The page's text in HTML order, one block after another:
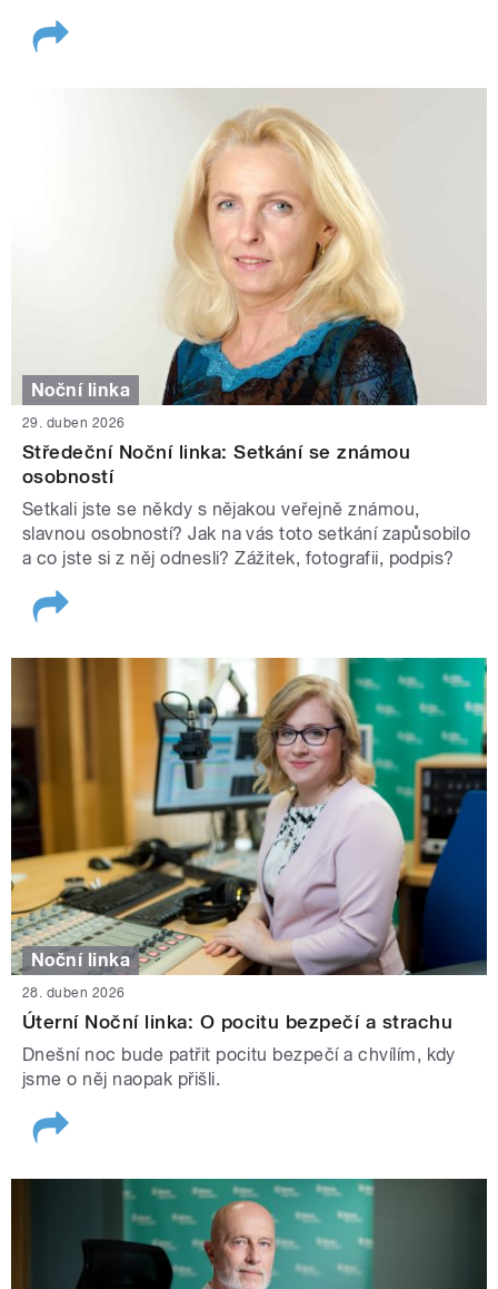
Noční linka
29. duben 2026
Středeční Noční linka: Setkání se známou
osobností
Setkali jste se někdy s nějakou veřejně známou,
slavnou osobností? Jak na vás toto setkání zapůsobilo
a co jste si z něj odnesli? Zážitek, fotografii, podpis?
Noční linka
28. duben 2026
Úterní Noční linka: O pocitu bezpečí a strachu
Dnešní noc bude patřit pocitu bezpečí a chvílím, kdy
jsme o něj naopak přišli.